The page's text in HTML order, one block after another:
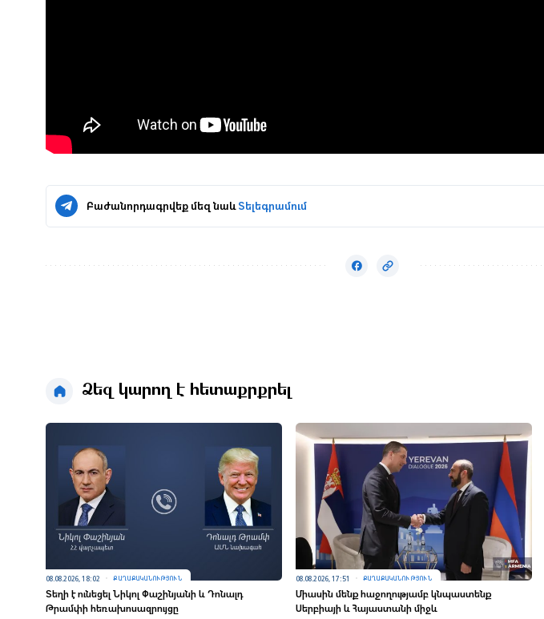
Բաժանորդագրվեք մեզ նաևՏելեգրամում
Ձեզ կարող է հետաքրքրել
08.08.2026, 18:02 ՔԱՂԱՔԱԿԱՆՈՒԹՅՈՒՆ
Տեղի է ունեցել Նիկոլ Փաշինյանի և Դոնալդ
Թրամփի հեռախոսազրույցը
08.08.2026, 17:51 ՔԱՂԱՔԱԿԱՆՈՒԹՅՈՒՆ
Միասին մենք հաջողությամբ կնպաստենք
Սերբիայի և Հայաստանի միջև